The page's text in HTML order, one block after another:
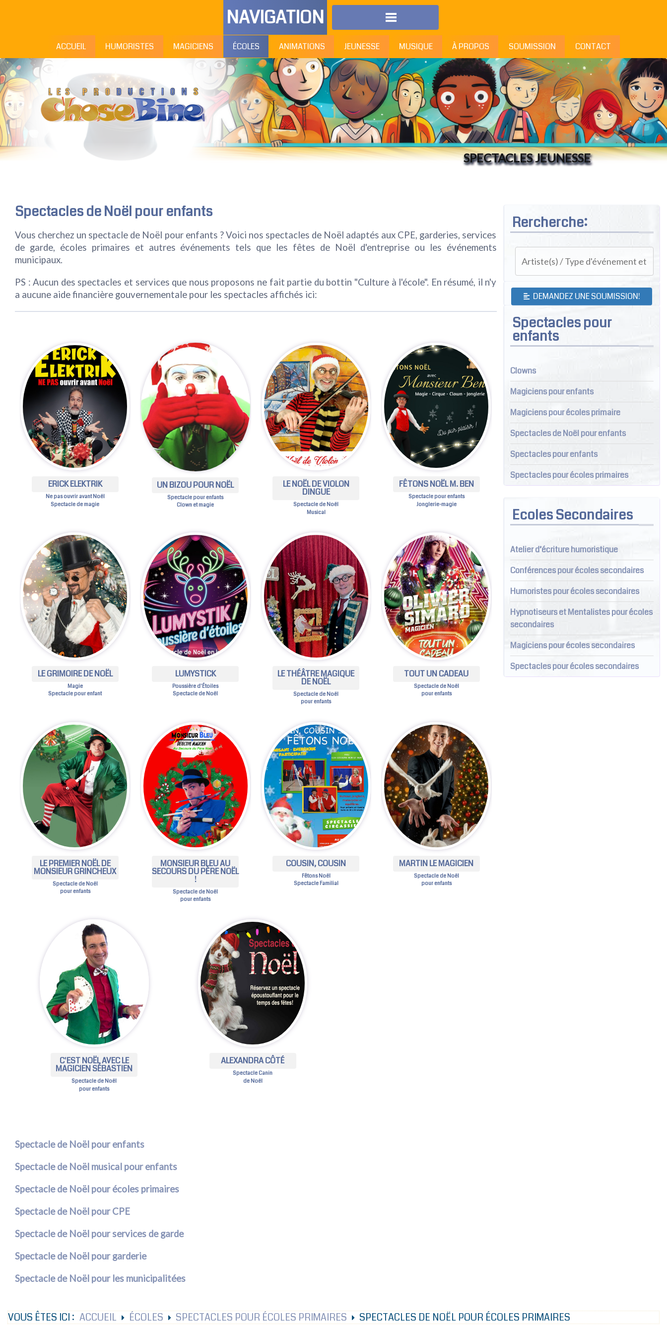
NAVIGATION
ACCUEIL HUMORISTES MAGICIENS ÉCOLES ANIMATIONS JEUNESSE MUSIQUE À PROPOS SOUMISSION CONTACT
SPECTACLES JEUNESSE
Spectacles de Noël pour enfants
Vous cherchez un spectacle de Noël pour enfants ? Voici nos spectacles de Noël adaptés aux CPE, garderies, services
de garde, écoles primaires et autres événements tels que les fêtes de Noël d'entreprise ou les événements
municipaux.
PS : Aucun des spectacles et services que nous proposons ne fait partie du bottin "Culture à l'école". En résumé, il n'y
a aucune aide financière gouvernementale pour les spectacles affichés ici:
ERICK ELEKTRIK
Ne pas ouvrir avant Noël
Spectacle de magie
UN BIZOU POUR NOËL
Spectacle pour enfants
Clown et magie
LE NOËL DE VIOLON
DINGUE
Spectacle de Noël
Musical
FÊTONS NOËL M. BEN
Spectacle pour enfants
Jonglerie-magie
LE GRIMOIRE DE NOËL
Magie
Spectacle pour enfant
LUMYSTICK
Poussière d'Étoiles
Spectacle de Noël
LE THÉÂTRE MAGIQUE
DE NOËL
Spectacle de Noël
pour enfants
TOUT UN CADEAU
Spectacle de Noël
pour enfants
LE PREMIER NOËL DE
MONSIEUR GRINCHEUX
Spectacle de Noël
pour enfants
MONSIEUR BLEU AU
SECOURS DU PÈRE NOËL
!
Spectacle de Noël
pour enfants
COUSIN, COUSIN
Fêtons Noël
Spectacle Familial
MARTIN LE MAGICIEN
Spectacle de Noël
pour enfants
C'EST NOËL AVEC LE
MAGICIEN SÉBASTIEN
Spectacle de Noël
pour enfants
ALEXANDRA CÔTÉ
Spectacle Canin
de Noël
Spectacle de Noël pour enfants
Spectacle de Noël musical pour enfants
Spectacle de Noël pour écoles primaires
Spectacle de Noël pour CPE
Spectacle de Noël pour services de garde
Spectacle de Noël pour garderie
Spectacle de Noël pour les municipalitées
Rercherche:
DEMANDEZ UNE SOUMISSION!
Spectacles pour
enfants
Clowns
Magiciens pour enfants
Magiciens pour écoles primaire
Spectacles de Noël pour enfants
Spectacles pour enfants
Spectacles pour écoles primaires
Ecoles Secondaires
Atelier d’écriture humoristique
Conférences pour écoles secondaires
Humoristes pour écoles secondaires
Hypnotiseurs et Mentalistes pour écoles
secondaires
Magiciens pour écoles secondaires
Spectacles pour écoles secondaires
VOUS ÊTES ICI : ACCUEIL ÉCOLES SPECTACLES POUR ÉCOLES PRIMAIRES SPECTACLES DE NOËL POUR ÉCOLES PRIMAIRES